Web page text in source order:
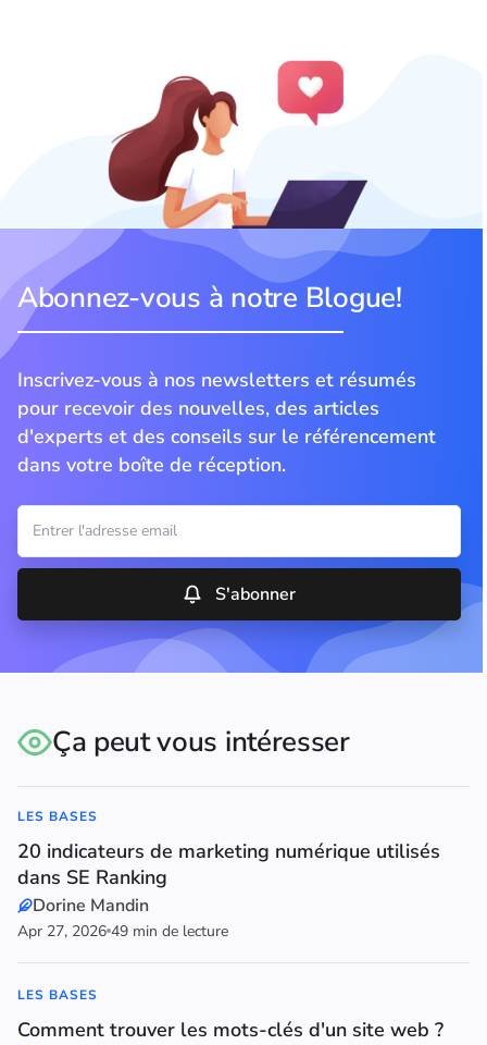
Abonnez-vous à notre Blogue!
Inscrivez-vous à nos newsletters et résumés
pour recevoir des nouvelles, des articles
d'experts et des conseils sur le référencement
dans votre boîte de réception.
S'abonner
Ça peut vous intéresser
LES BASES
20 indicateurs de marketing numérique utilisés
dans SE Ranking
Dorine Mandin
Apr 27, 2026 49 min de lecture
LES BASES
Comment trouver les mots-clés d'un site web ?